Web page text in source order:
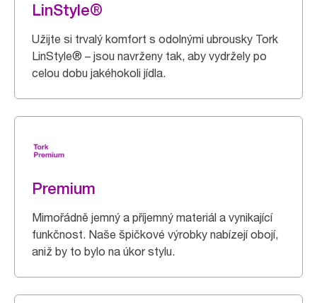
LinStyle®
Užijte si trvalý komfort s odolnými ubrousky Tork
LinStyle® – jsou navrženy tak, aby vydržely po
celou dobu jakéhokoli jídla.
Premium
Mimořádně jemný a příjemný materiál a vynikající
funkčnost. Naše špičkové výrobky nabízejí obojí,
aniž by to bylo na úkor stylu.